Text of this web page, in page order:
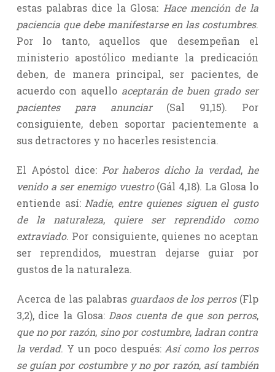
estas palabras dice la Glosa: Hace mención de la
paciencia que debe manifestarse en las costumbres.
Por lo tanto, aquellos que desempeñan el
ministerio apostólico mediante la predicación
deben, de manera principal, ser pacientes, de
acuerdo con aquello aceptarán de buen grado ser
pacientes para anunciar (Sal 91,15). Por
consiguiente, deben soportar pacientemente a
sus detractores y no hacerles resistencia.
El Apóstol dice: Por haberos dicho la verdad, he
venido a ser enemigo vuestro(Gál 4,18). La Glosa lo
entiende así: Nadie, entre quienes siguen el gusto
de la naturaleza,quiere ser reprendido como
extraviado. Por consiguiente, quienes no aceptan
ser reprendidos, muestran dejarse guiar por
gustos de la naturaleza.
Acerca de las palabras guardaos de los perros (Flp
3,2), dice la Glosa: Daos cuenta de que son perros,
que no por razón,sino por costumbre, ladran contra
la verdad. Y un poco después: Así como los perros
se guían por costumbre y no por razón,así también